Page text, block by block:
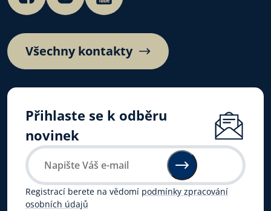
Všechny kontakty
Přihlaste se k odběru
novinek
Registrací berete na vědomí podmínky zpracování
osobních údajů